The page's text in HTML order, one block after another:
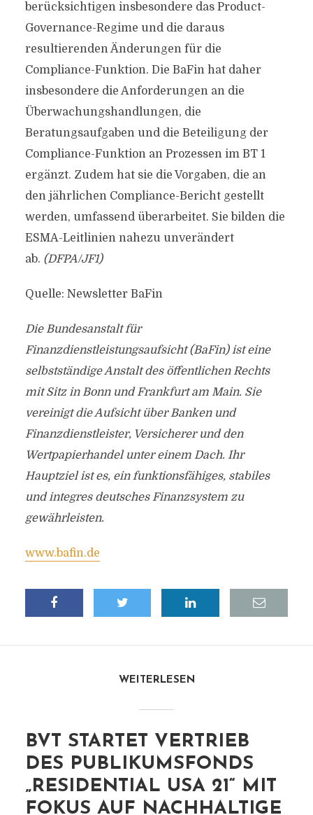
berücksichtigen insbesondere das Product-
Governance-Regime und die daraus
resultierenden Änderungen für die
Compliance-Funktion. Die BaFin hat daher
insbesondere die Anforderungen an die
Überwachungshandlungen, die
Beratungsaufgaben und die Beteiligung der
Compliance-Funktion an Prozessen im BT 1
ergänzt. Zudem hat sie die Vorgaben, die an
den jährlichen Compliance-Bericht gestellt
werden, umfassend überarbeitet. Sie bilden die
ESMA-Leitlinien nahezu unverändert
ab. (DFPA/JF1)
Quelle: Newsletter BaFin
Die Bundesanstalt für
Finanzdienstleistungsaufsicht (BaFin) ist eine
selbstständige Anstalt des öffentlichen Rechts
mit Sitz in Bonn und Frankfurt am Main. Sie
vereinigt die Aufsicht über Banken und
Finanzdienstleister, Versicherer und den
Wertpapierhandel unter einem Dach. Ihr
Hauptziel ist es, ein funktionsfähiges, stabiles
und integres deutsches Finanzsystem zu
gewährleisten.
www.bafin.de
WEITERLESEN
BVT STARTET VERTRIEB
DES PUBLIKUMSFONDS
„RESIDENTIAL USA 21“ MIT
FOKUS AUF NACHHALTIGE